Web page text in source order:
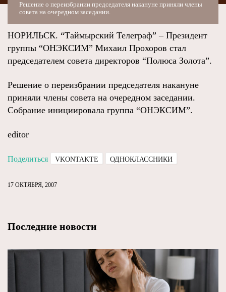
Решение о переизбрании председателя накануне приняли члены
совета на очередном заседании.
НОРИЛЬСК. “Таймырский Телеграф” – Президент
группы “ОНЭКСИМ” Михаил Прохоров стал
председателем совета директоров “Полюса Золота”.
Решение о переизбрании председателя накануне
приняли члены совета на очередном заседании.
Собрание инициировала группа “ОНЭКСИМ”.
editor
Поделиться VKONTAKTE ОДНОКЛАССНИКИ
17 ОКТЯБРЯ, 2007
Последние новости